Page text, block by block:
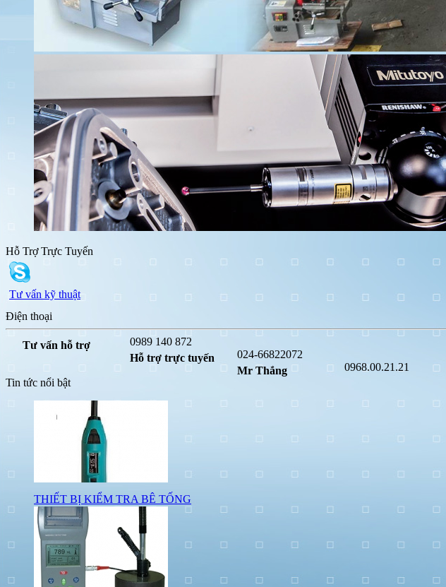
Hỗ Trợ Trực Tuyến
Tư vấn kỹ thuật
Điện thoại
Tư vấn hỗ trợ
0989 140 872
Hỗ trợ trực tuyến
024-66822072
Mr Thắng
0968.00.21.21
Tin tức nổi bật
THIẾT BỊ KIỂM TRA BÊ TỐNG